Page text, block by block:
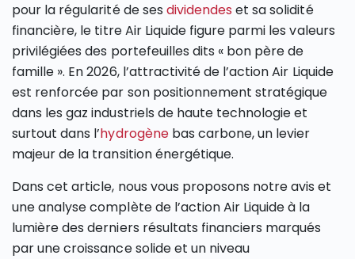
pour la régularité de ses dividendes et sa solidité
financière, le titre Air Liquide figure parmi les valeurs
privilégiées des portefeuilles dits « bon père de
famille ». En 2026, l’attractivité de l’action Air Liquide
est renforcée par son positionnement stratégique
dans les gaz industriels de haute technologie et
surtout dans l’hydrogènebas carbone, un levier
majeur de la transition énergétique.
Dans cet article, nous vous proposons notre avis et
une analyse complète de l’action Air Liquide à la
lumière des derniers résultats financiers marqués
par une croissance solide et un niveau